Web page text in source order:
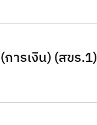
ารเงิน) (สขร.1)